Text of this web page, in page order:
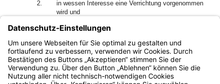
2.
in wessen Interesse eine Verrichtung vorgenommen
wird und
3.
wer Gebühren und Auslagen gegenüber der
Dienststelle schriftlich übernommen hat.
2Mehrere Schuldner haften als Gesamtschuldner.
Bayern.de